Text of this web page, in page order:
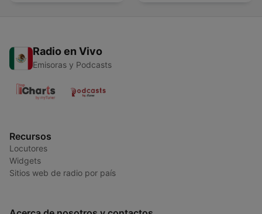
Radio en Vivo
Emisoras y Podcasts
Recursos
Locutores
Widgets
Sitios web de radio por país